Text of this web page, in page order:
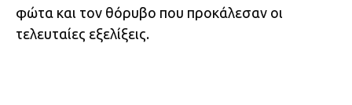
φώτα και τον θόρυβο που προκάλεσαν οι
τελευταίες εξελίξεις.